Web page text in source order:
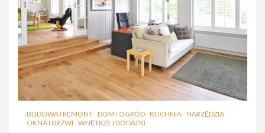
BUDOWA I REMONT DOM I OGRÓD KUCHNIA NARZĘDZIA
OKNA I DRZWI WNĘTRZE I DODATKI